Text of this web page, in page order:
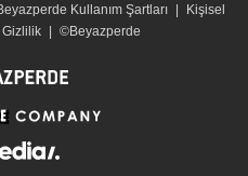
Kullanım Şartları
Kişisel
Gizlilik ©Beyazperde